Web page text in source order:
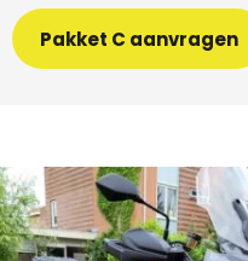
Pakket C aanvragen